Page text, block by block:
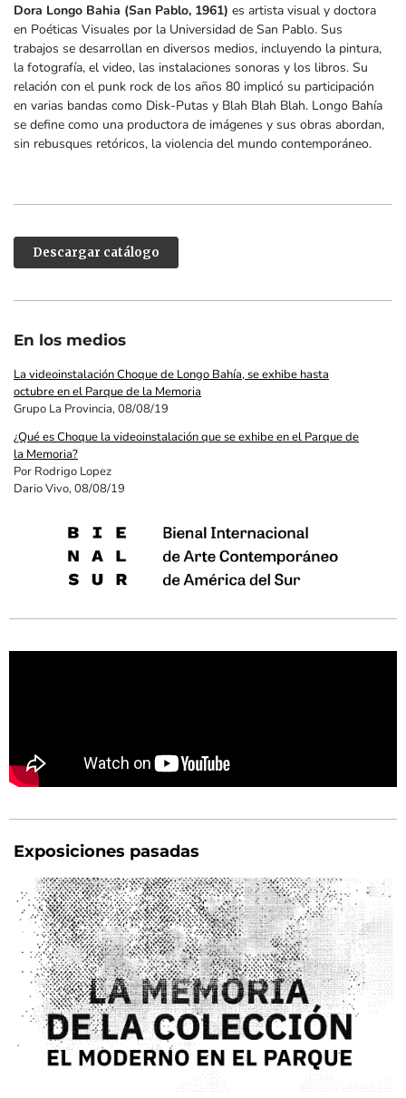
Dora Longo Bahia (San Pablo, 1961) es artista visual y doctora
en Poéticas Visuales por la Universidad de San Pablo. Sus
trabajos se desarrollan en diversos medios, incluyendo la pintura,
la fotografía, el video, las instalaciones sonoras y los libros. Su
relación con el punk rock de los años 80 implicó su participación
en varias bandas como Disk-Putas y Blah Blah Blah. Longo Bahía
se define como una productora de imágenes y sus obras abordan,
sin rebusques retóricos, la violencia del mundo contemporáneo.
Descargar catálogo
En los medios
La videoinstalación Choque de Longo Bahía, se exhibe hasta
octubre en el Parque de la Memoria
Grupo La Provincia, 08/08/19
¿Qué es Choque la videoinstalación que se exhibe en el Parque de
la Memoria?
Por Rodrigo Lopez
Dario Vivo, 08/08/19
Exposiciones pasadas
A 50 AÑOS DEL GOLPE DE ESTADO DE 1976, EL MUSEO DE ARTE
MODERNO DE BUENOS AIRES Y EL PARQUE DE LA MEMORIA
PRESENTARÁN UNA EXPOSICIÓN QUE REÚNE OBRAS HISTÓRICAS
DEL PATRIMONIO DEL MUSEO, CREADAS POR ARTISTAS
ARGENTINOS QUE DENUNCIARON Y RESISTIERON DESDE EL ARTE
A LA VIOLENCIA DEL TERRORISMO DE ESTADO.